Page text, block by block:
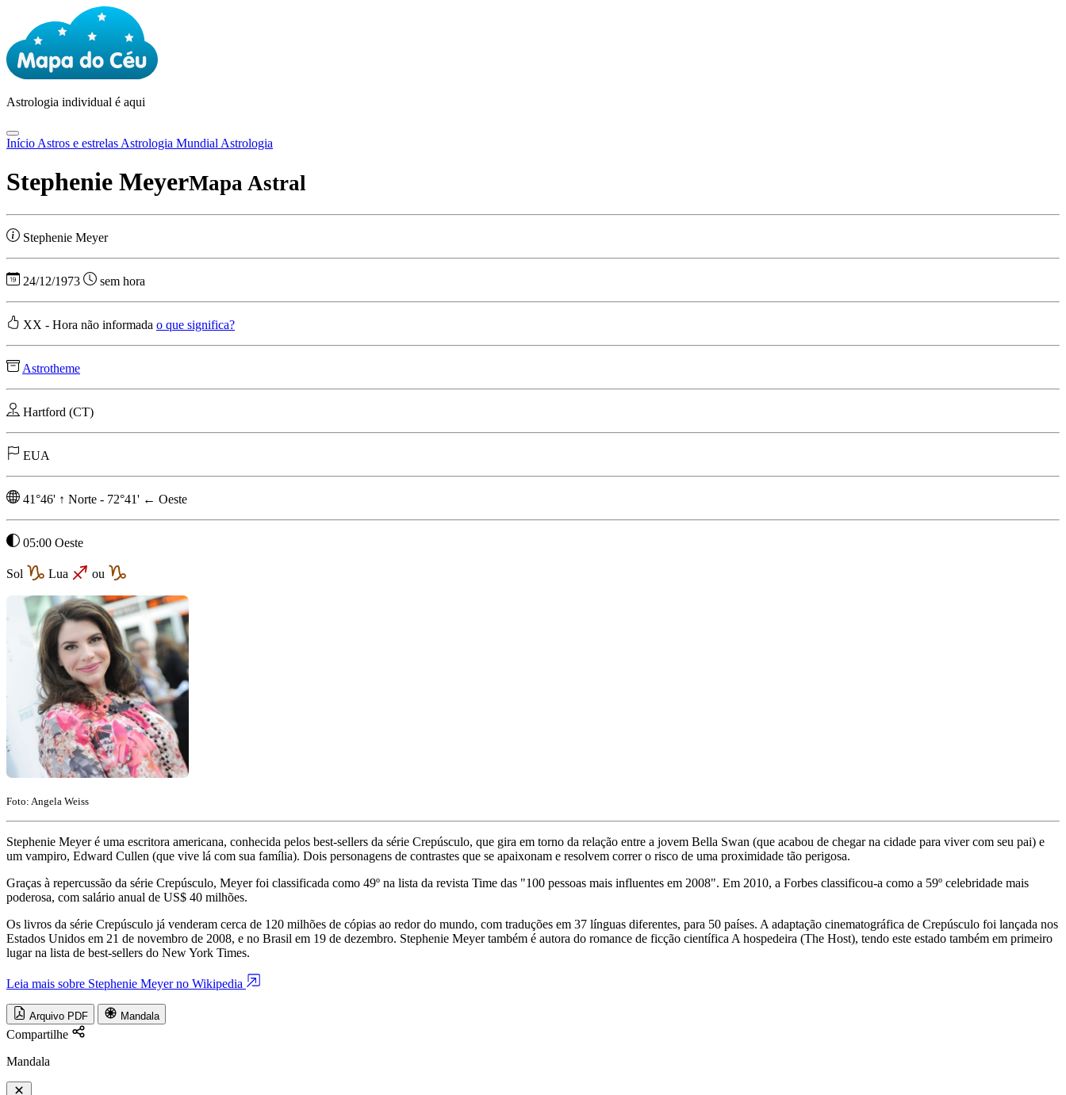
Astrologia individual é aqui
Início Astros e estrelas Astrologia Mundial Astrologia
Stephenie MeyerMapa Astral
Stephenie Meyer
24/12/1973 sem hora
XX - Hora não informada o que significa?
Astrotheme
Hartford (CT)
EUA
41°46' ↑ Norte - 72°41' ← Oeste
05:00 Oeste
Sol Lua ou
Foto: Angela Weiss
Stephenie Meyer é uma escritora americana, conhecida pelos best-sellers da série Crepúsculo, que gira em torno da relação entre a jovem Bella Swan (que acabou de chegar na cidade para viver com seu pai) e
um vampiro, Edward Cullen (que vive lá com sua família). Dois personagens de contrastes que se apaixonam e resolvem correr o risco de uma proximidade tão perigosa.
Graças à repercussão da série Crepúsculo, Meyer foi classificada como 49º na lista da revista Time das "100 pessoas mais influentes em 2008". Em 2010, a Forbes classificou-a como a 59º celebridade mais
poderosa, com salário anual de US$ 40 milhões.
Os livros da série Crepúsculo já venderam cerca de 120 milhões de cópias ao redor do mundo, com traduções em 37 línguas diferentes, para 50 países. A adaptação cinematográfica de Crepúsculo foi lançada nos
Estados Unidos em 21 de novembro de 2008, e no Brasil em 19 de dezembro. Stephenie Meyer também é autora do romance de ficção científica A hospedeira (The Host), tendo este estado também em primeiro
lugar na lista de best-sellers do New York Times.
Leia mais sobre Stephenie Meyer no Wikipedia
Arquivo PDF Mandala
Compartilhe
Mandala